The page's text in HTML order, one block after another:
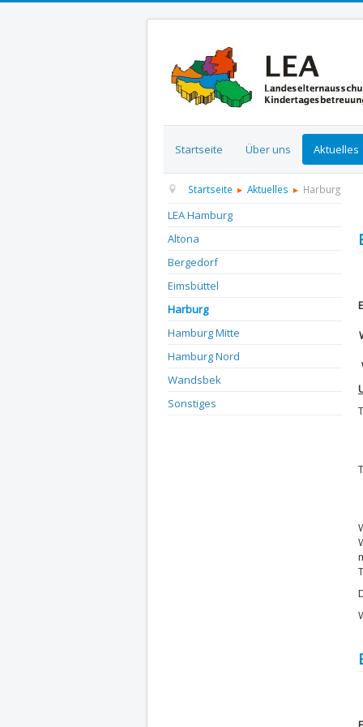
Startseite Über uns Aktuelles
Startseite Aktuelles Harburg
LEA Hamburg
Altona
Bergedorf
Eimsbüttel
Harburg
Hamburg Mitte
Hamburg Nord
Wandsbek
Sonstiges